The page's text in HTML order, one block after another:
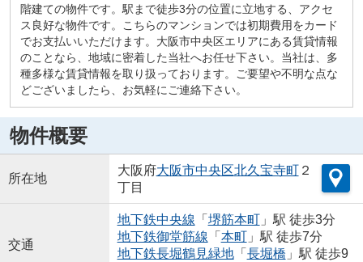
階建ての物件です。駅まで徒歩3分の位置に立地する、アクセ
ス良好な物件です。こちらのマンションでは初期費用をカード
でお支払いいただけます。大阪市中央区エリアにある賃貸情報
のことなら、地域に密着した当社へお任せ下さい。当社は、多
種多様な賃貸情報を取り扱っております。ご要望や不明な点な
どございましたら、お気軽にご連絡下さい。
物件概要
所在地
大阪府大阪市中央区北久宝寺町２
丁目
交通
地下鉄中央線 「 堺筋本町」駅 徒歩3分
地下鉄御堂筋線 「 本町」駅 徒歩7分
地下鉄長堀鶴見緑地「 長堀橋 」駅 徒歩9